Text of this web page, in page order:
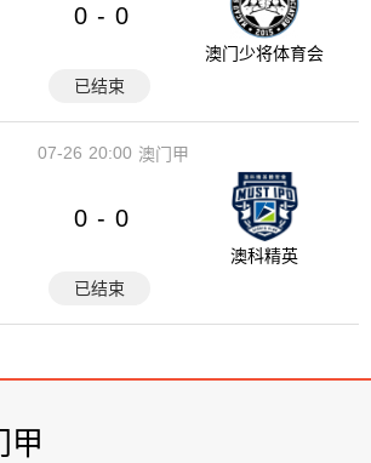
0 - 0
澳门少将体育会
已结束
20:00
07-26 澳门甲
0 - 0
澳科精英
已结束
甲